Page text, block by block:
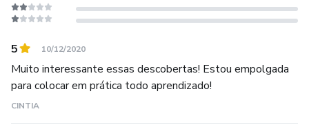
5 10/12/2020
Muito interessante essas descobertas! Estou empolgada
para colocar em prática todo aprendizado!
CINTIA